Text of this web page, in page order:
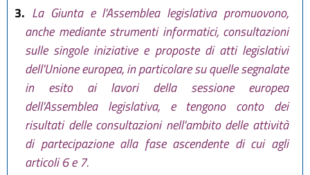
3. La Giunta e l'Assemblea legislativa promuovono,
anche mediante strumenti informatici, consultazioni
sulle singole iniziative e proposte di atti legislativi
dell'Unione europea, in particolare su quelle segnalate
in esito ai lavori della sessione europea
dell'Assemblea legislativa, e tengono conto dei
risultati delle consultazioni nell'ambito delle attività
di partecipazione alla fase ascendente di cui agli
articoli 6 e 7.